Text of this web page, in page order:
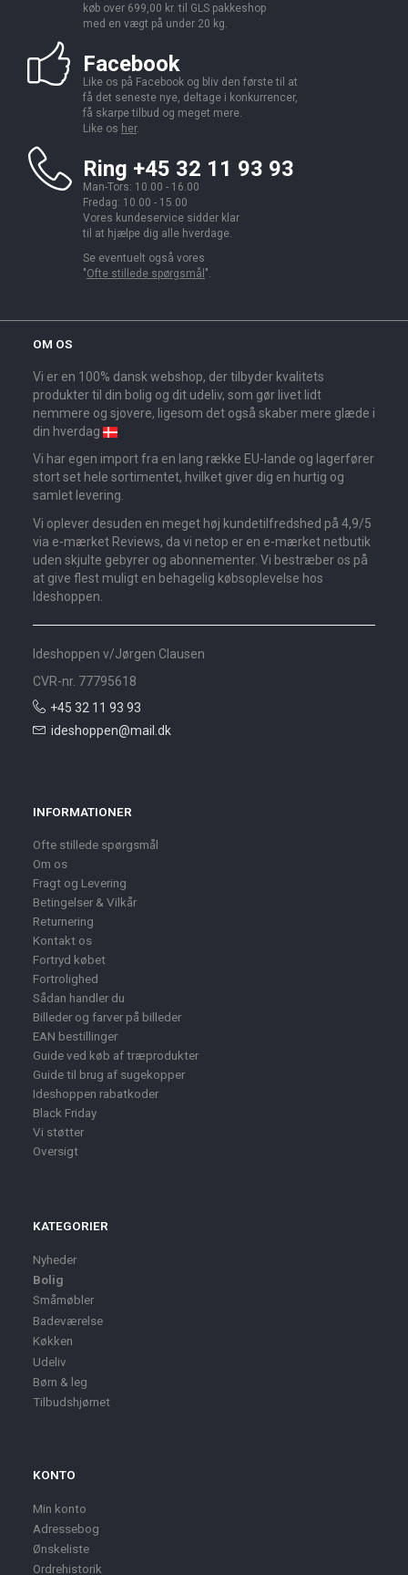
køb over 699,00 kr. til GLS pakkeshop
med en vægt på under 20 kg.
Facebook
Like os på Facebook og bliv den første til at
få det seneste nye, deltage i konkurrencer,
få skarpe tilbud og meget mere.
Like os her.
Ring +45 32 11 93 93
Man-Tors: 10.00 - 16.00
Fredag: 10.00 - 15.00
Vores kundeservice sidder klar
til at hjælpe dig alle hverdage.
Se eventuelt også vores
"Ofte stillede spørgsmål ".
OM OS
Vi er en 100% dansk webshop, der tilbyder kvalitets
produkter til din bolig og dit udeliv, som gør livet lidt
nemmere og sjovere, ligesom det også skaber mere glæde i
din hverdag
Vi har egen import fra en lang række EU-lande og lagerfører
stort set hele sortimentet, hvilket giver dig en hurtig og
samlet levering.
Vi oplever desuden en meget høj kundetilfredshed på 4,9/5
via e-mærket Reviews, da vi netop er en e-mærket netbutik
uden skjulte gebyrer og abonnementer. Vi bestræber os på
at give flest muligt en behagelig købsoplevelse hos
Ideshoppen.
Ideshoppen v/Jørgen Clausen
CVR-nr. 77795618
+45 32 11 93 93
ideshoppen@mail.dk
INFORMATIONER
Ofte stillede spørgsmål
Om os
Fragt og Levering
Betingelser & Vilkår
Returnering
Kontakt os
Fortryd købet
Fortrolighed
Sådan handler du
Billeder og farver på billeder
EAN bestillinger
Guide ved køb af træprodukter
Guide til brug af sugekopper
Ideshoppen rabatkoder
Black Friday
Vi støtter
Oversigt
KATEGORIER
Nyheder
Bolig
Småmøbler
Badeværelse
Køkken
Udeliv
Børn & leg
Tilbudshjørnet
KONTO
Min konto
Adressebog
Ønskeliste
Ordrehistorik